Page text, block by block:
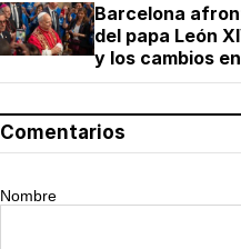
Barcelona
del papa León
y los cambios
Comentarios
Nombre